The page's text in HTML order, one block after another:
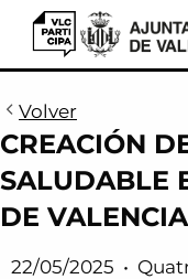
Volver
CREACIÓN
SALUDABLE
DE VALENCIA
22/05/2025 •